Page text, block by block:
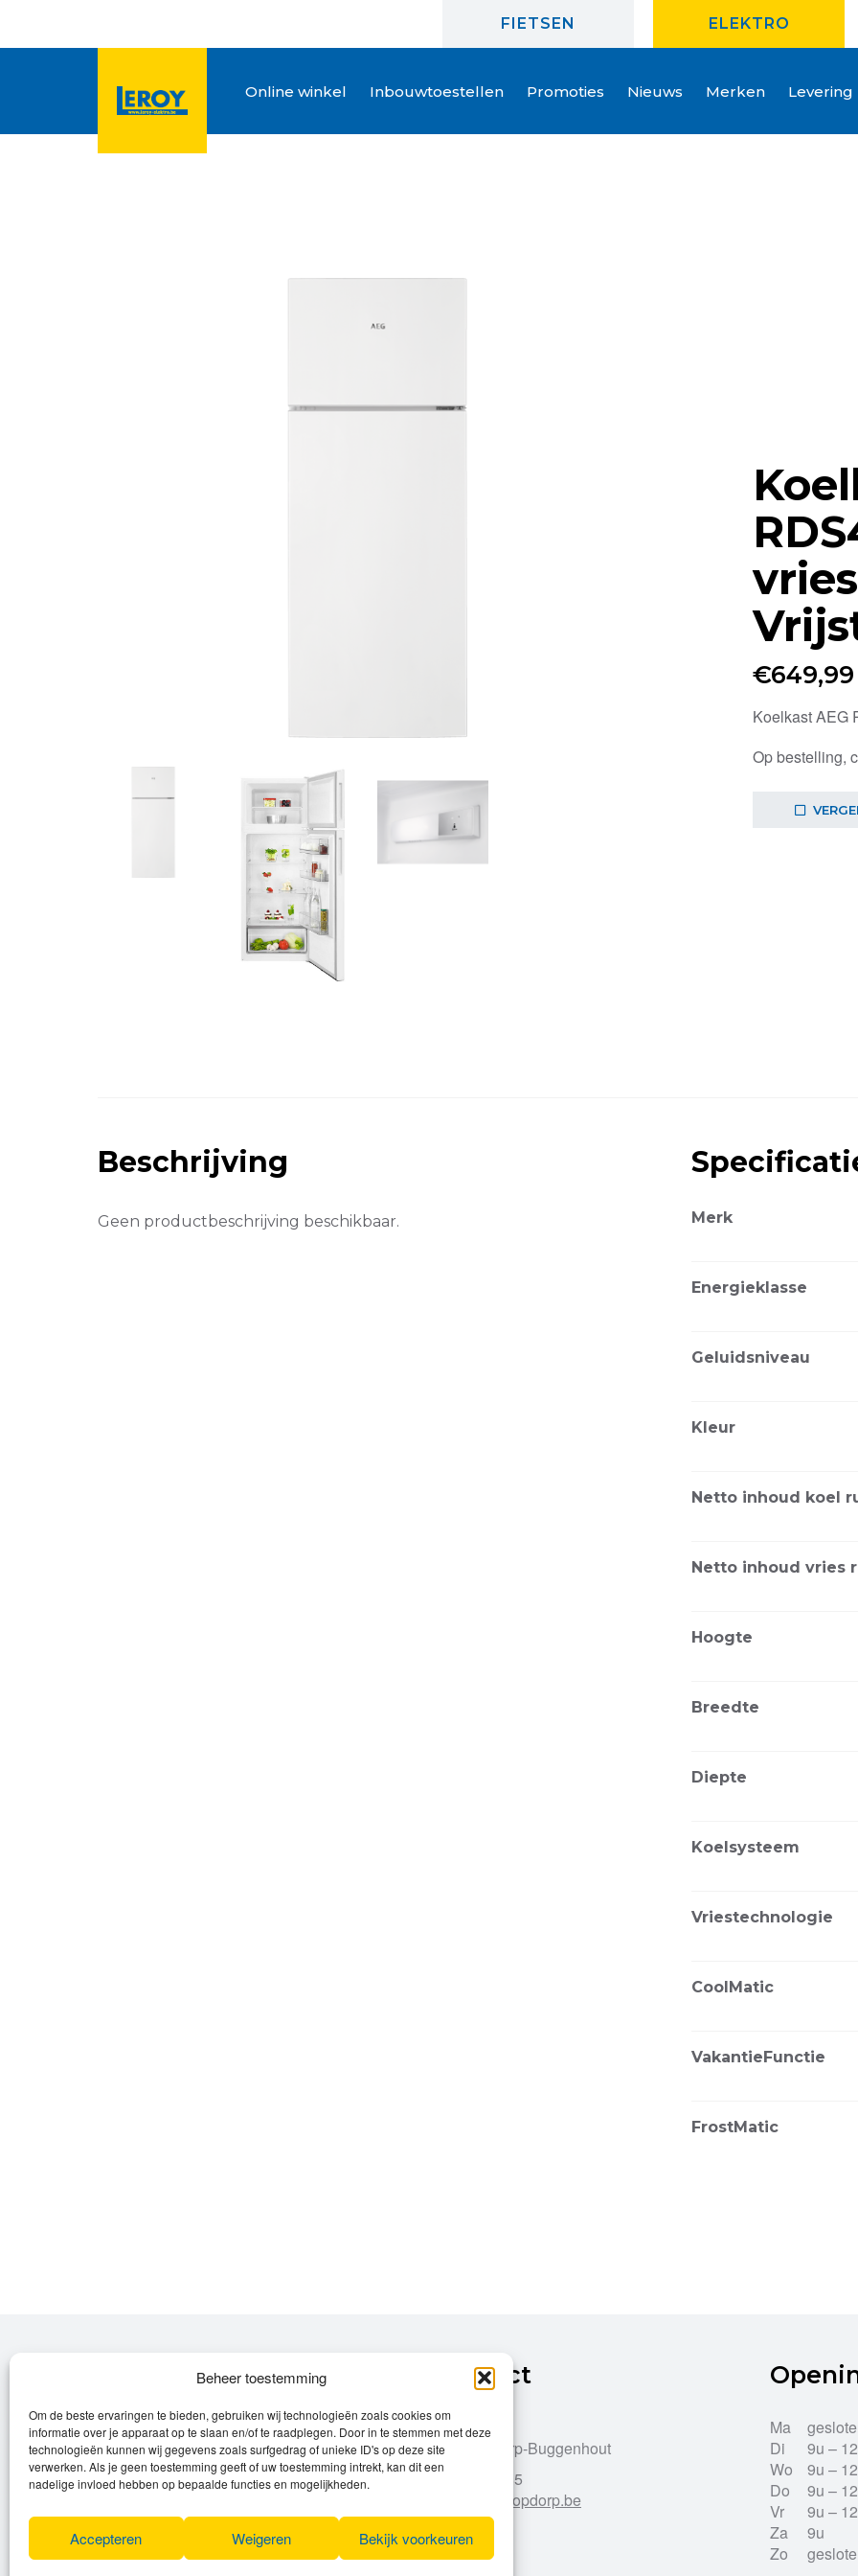
Beheer toestemming
Om de beste ervaringen te bieden, gebruiken wij technologieën zoals cookies om
informatie over je apparaat op te slaan en/of te raadplegen. Door in te stemmen met deze
technologieën kunnen wij gegevens zoals surfgedrag of unieke ID's op deze site
verwerken. Als je geen toestemming geeft of uw toestemming intrekt, kan dit een
nadelige invloed hebben op bepaalde functies en mogelijkheden.
Accepteren Weigeren Bekijk voorkeuren
FIETSEN ELEKTRO
Online winkel Inbouwtoestellen Promoties Nieuws Merken Levering
€649,99
Koelkast AEG
Op bestelling,
Beschrijving
Geen productbeschrijving beschikbaar. Merk
Energieklasse
Geluidsniveau
Kleur
Netto inhoud koel
Netto inhoud vries
Hoogte
Breedte
Diepte
Koelsysteem
Vriestechnologie
CoolMatic
VakantieFunctie
FrostMatic
Over Leroy
Leroy verzorgt de verkoop, het onderhoud
en eventuele herstellingen van
(elektrische) fietsen en elektro toestellen.
Algemene voorwaarden
Cookies
Contact
Dries 43
9255 Opdorp-Buggenhout
052/33.27.85
info@leroy-opdorp.be
Ma
Di
9u –
Wo
9u –
Do
9u –
Vr
9u –
Za
9u
Zo